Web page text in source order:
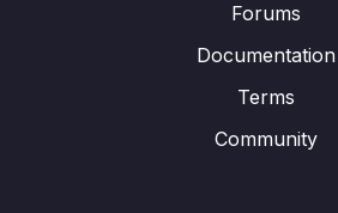
Forums
Documentation
Terms
Community